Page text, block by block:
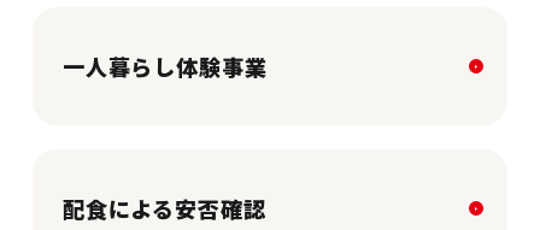
一人暮らし体験事業
配食による安否確認